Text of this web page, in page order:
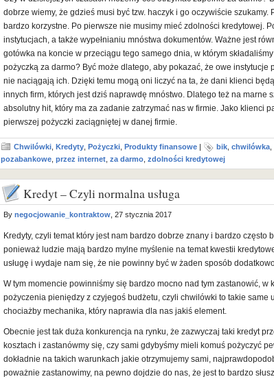
dobrze wiemy, że gdzieś musi być tzw. haczyk i go oczywiście
bardzo korzystne. Po pierwsze nie musimy mieć zdolności kredytowej.
instytucjach, a także wypełnianiu mnóstwa dokumentów. Ważne jest
gotówka na koncie w przeciągu tego samego dnia, w którym
pożyczką za darmo? Być może dlatego, aby pokazać, że owe instytucje
nie naciągają ich. Dzięki temu mogą oni liczyć na ta, że dani klienci
innych firm, których jest dziś naprawdę mnóstwo. Dlatego też na marne
absolutny hit, który ma za zadanie zatrzymać nas w firmie. Jako klienci
pierwszej pożyczki zaciągniętej w danej firmie.
Chwilówki Kredyty Pożyczki Produkty finansowe | bik chwilówka
pozabankowe przez internet za darmo zdolności kredytowej
Kredyt – Czyli normalna usługa
By negocjowanie_kontraktow , 27 stycznia 2017
Kredyty, czyli temat który jest nam bardzo dobrze znany i bardzo
ponieważ ludzie mają bardzo mylne myślenie na temat kwestii
usługę i wydaje nam się, że nie powinny być w żaden sposób
W tym momencie powinniśmy się bardzo mocno nad tym zastanowić, w
pożyczenia pieniędzy z czyjegoś budżetu, czyli chwilówki to takie same
chociażby mechanika, który naprawia dla nas jakiś element.
Obecnie jest tak duża konkurencja na rynku, że zazwyczaj taki kredyt
kosztach i zastanówmy się, czy sami gdybyśmy mieli komuś pożyczyć
dokładnie na takich warunkach jakie otrzymujemy sami,
poważnie zastanowimy, na pewno dojdzie do nas, że jest to bardzo